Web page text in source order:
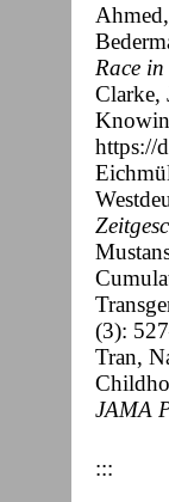
Race
Clarke,
https://
(3):
Tran,
JAMA
:::